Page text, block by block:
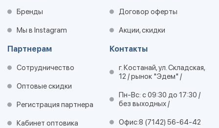
Бренды
Мы в Instagram
Договор оферты
Акции, скидки
Партнерам
Сотрудничество
Оптовые скидки
Регистрация партнера
Кабинет оптовика
Контакты
г. Костанай, ул. Складская,
12 / рынок "Эдем" /
Пн-Вс: с 09:30 до 17:30 /
без выходных /
Офис:8 (7142) 56-64-42